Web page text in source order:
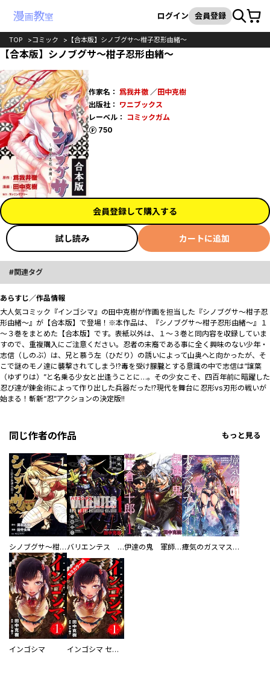
検索
ログイン 会員登録カート
TOP コミック 【合本版】シノブグサ～柑子忍形由緒～
【合本版】シノブグサ～柑子忍形由緒～
作家名： 爲我井徹／田中克樹
出版社： ワニブックス
レーベル：
コミックガム
750
ポイント
会員登録して購入する
試し読み カートに追加
関連タグ
あらすじ／作品情報
大人気コミック『インゴシマ』の田中克樹が作画を担当した『シノブグサ～柑子忍
形由緒～』が【合本版】で登場！※本作品は、『シノブグサ～柑子忍形由緒～』１
～３巻をまとめた【合本版】です。表紙以外は、１～３巻と同内容を収録していま
すので、重複購入にご注意ください。忍者の末裔である事に全く興味のない少年・
志信（しのぶ）は、兄と慕う左（ひだり）の誘いによって山奥へと向かったが、そ
こで謎のモノ達に襲撃されてしまう!?毒を受け朦朧とする意識の中で志信は“譲葉
（ゆずりは）”と名乗る少女と出逢うことに…。その少女こそ、四百年前に暗躍した
忍び達が錬金術によって作り出した兵器だった!?現代を舞台に忍形vs刃形の戦いが
始まる！斬新“忍”アクションの決定版!!
同じ作者の作品 もっと見る
シノブグサ～柑子忍形由緒～ バリエンテス 伊達の鬼 片倉小十郎 伊達の鬼 軍師 片倉小十郎 瘴気のガスマスカレイド
インゴシマ インゴシマ セミカラー版